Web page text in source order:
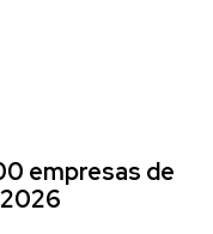
empresas de